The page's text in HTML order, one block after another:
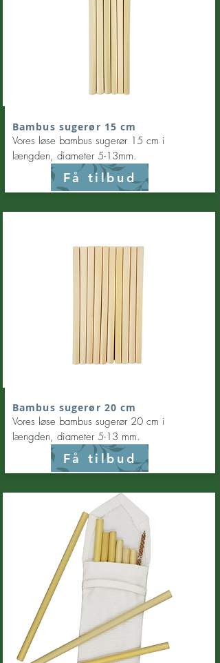
Bambus sugerør 15 cm
Vores løse bambus sugerør 15 cm i
længden, diameter 5-13mm.
Få tilbud
Bambus sugerør 20 cm
Vores løse bambus sugerør 20 cm i
længden, diameter 5-13 mm.
Få tilbud